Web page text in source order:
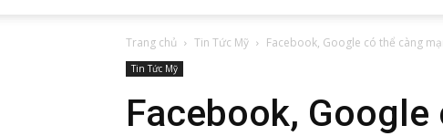
Trang chủ Tin Tức Mỹ Facebook, Google có thể càng
Tin Tức Mỹ
Facebook,